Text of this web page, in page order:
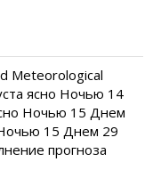
Meteorological
ясно Ночью 14
Ночью 15 Днем
Ночью 15 Днем 29
прогноза